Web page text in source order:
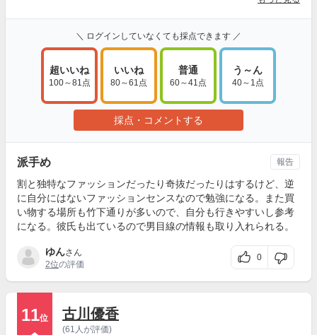
＼ ログインしていなくても採点できます ／
超いいね
100～81点
いいね
80～61点
普通
60～41点
う～ん
40～1点
採点・コメントする
派手め
割と独特なファッションだったり奇抜だったりはするけど、逆
に自分にはないファッションセンスなので勉強になる。また買
い物する場所も竹下通りが多いので、自分も行きやすいし参考
になる。彼氏も出ているので男目線の情報も取り入れられる。
ゆんさん
2位の評価
0
報告
11位 古川優香
(61人が評価)